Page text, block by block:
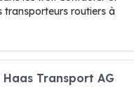
transporteurs routiers à
Transport AG